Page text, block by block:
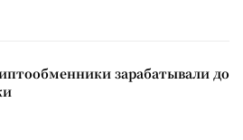
зарабатывали до